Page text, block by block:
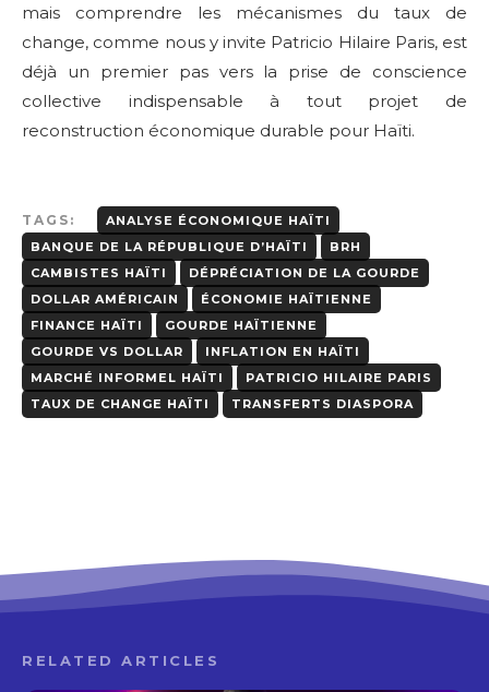
mais comprendre les mécanismes du taux de
change, comme nous y invite Patricio Hilaire Paris, est
déjà un premier pas vers la prise de conscience
collective indispensable à tout projet de
reconstruction économique durable pour Haïti.
TAGS:
ANALYSE ÉCONOMIQUE HAÏTI
BANQUE DE LA RÉPUBLIQUE D’HAÏTI
BRH
CAMBISTES HAÏTI
DÉPRÉCIATION DE LA GOURDE
DOLLAR AMÉRICAIN
ÉCONOMIE HAÏTIENNE
FINANCE HAÏTI
GOURDE HAÏTIENNE
GOURDE VS DOLLAR
INFLATION EN HAÏTI
MARCHÉ INFORMEL HAÏTI
PATRICIO HILAIRE PARIS
TAUX DE CHANGE HAÏTI
TRANSFERTS DIASPORA
RELATED ARTICLES